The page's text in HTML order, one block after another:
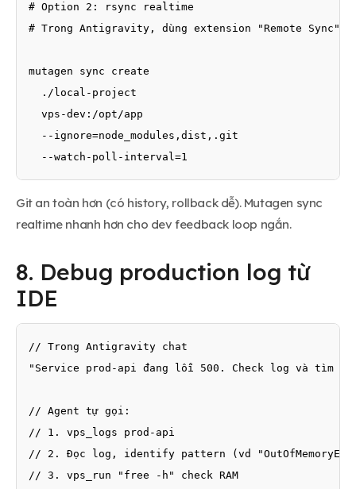
# Option 2: rsync realtime
# Trong Antigravity, dùng extension "Remote Sync"
mutagen sync create
  ./local-project
  vps-dev:/opt/app
  --ignore=node_modules,dist,.git
  --watch-poll-interval=1
Git an toàn hơn (có history, rollback dễ). Mutagen sync
realtime nhanh hơn cho dev feedback loop ngắn.
8. Debug production log từ
IDE
// Trong Antigravity chat
"Service prod-api đang lỗi 500. Check log và tìm
// Agent tự gọi:
// 1. vps_logs prod-api
// 2. Đọc log, identify pattern (vd
// 3. vps_run "free -h" check RAM